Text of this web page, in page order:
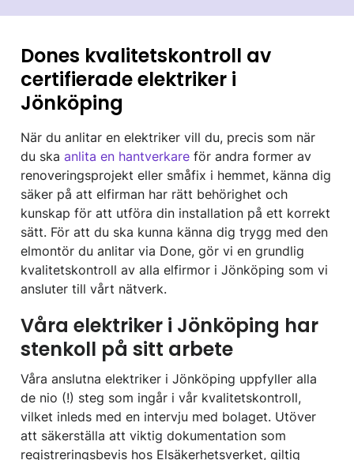
Dones kvalitetskontroll av
certifierade elektriker i
Jönköping
När du anlitar en elektriker vill du, precis som när
du ska anlita en hantverkare för andra former av
renoveringsprojekt eller småfix i hemmet, känna dig
säker på att elfirman har rätt behörighet och
kunskap för att utföra din installation på ett korrekt
sätt. För att du ska kunna känna dig trygg med den
elmontör du anlitar via Done, gör vi en grundlig
kvalitetskontroll av alla elfirmor i Jönköping som vi
ansluter till vårt nätverk.
Våra elektriker i Jönköping har
stenkoll på sitt arbete
Våra anslutna elektriker i Jönköping uppfyller alla
de nio (!) steg som ingår i vår kvalitetskontroll,
vilket inleds med en intervju med bolaget. Utöver
att säkerställa att viktig dokumentation som
registreringsbevis hos Elsäkerhetsverket, giltig